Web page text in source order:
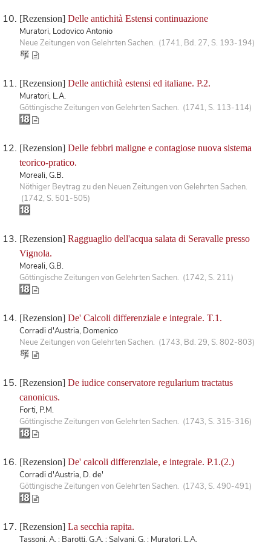
[Rezension] Delle antichità Estensi continuazione
Muratori, Lodovico Antonio
Neue Zeitungen von Gelehrten Sachen. (1741, Bd. 27, S. 193-194)
[Rezension] Delle antichità estensi ed italiane. P.2.
Muratori, L.A.
Göttingische Zeitungen von Gelehrten Sachen. (1741, S. 113-114)
[Rezension] Delle febbri maligne e contagiose nuova sistema
teorico-pratico.
Moreali, G.B.
Nöthiger Beytrag zu den Neuen Zeitungen von Gelehrten Sachen.
(1742, S. 501-505)
[Rezension] Ragguaglio dell'acqua salata di Seravalle presso
Vignola.
Moreali, G.B.
Göttingische Zeitungen von Gelehrten Sachen. (1742, S. 211)
[Rezension] De' Calcoli differenziale e integrale. T.1.
Corradi d'Austria, Domenico
Neue Zeitungen von Gelehrten Sachen. (1743, Bd. 29, S. 802-803)
[Rezension] De iudice conservatore regularium tractatus
canonicus.
Forti, P.M.
Göttingische Zeitungen von Gelehrten Sachen. (1743, S. 315-316)
[Rezension] De' calcoli differenziale, e integrale. P.1.(2.)
Corradi d'Austria, D. de'
Göttingische Zeitungen von Gelehrten Sachen. (1743, S. 490-491)
[Rezension] La secchia rapita.
Tassoni, A. ; Barotti, G.A. ; Salvani, G. ; Muratori, L.A.